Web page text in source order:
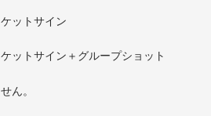
ットサイン
ットサイン＋グループショット
ん。